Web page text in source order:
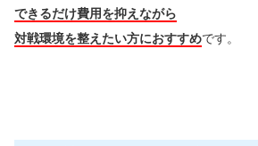
できるだけ費用を抑えながら
対戦環境を整えたい方におすすめです。